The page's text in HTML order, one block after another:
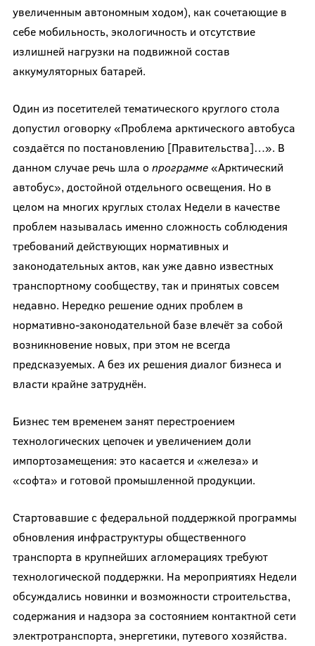
увеличенным автономным ходом), как сочетающие в
себе мобильность, экологичность и отсутствие
излишней нагрузки на подвижной состав
аккумуляторных батарей.
Один из посетителей тематического круглого стола
допустил оговорку «Проблема арктического автобуса
создаётся по постановлению [Правительства]…». В
данном случае речь шла о программе«Арктический
автобус», достойной отдельного освещения. Но в
целом на многих круглых столах Недели в качестве
проблем называлась именно сложность соблюдения
требований действующих нормативных и
законодательных актов, как уже давно известных
транспортному сообществу, так и принятых совсем
недавно. Нередко решение одних проблем в
нормативно-законодательной базе влечёт за собой
возникновение новых, при этом не всегда
предсказуемых. А без их решения диалог бизнеса и
власти крайне затруднён.
Бизнес тем временем занят перестроением
технологических цепочек и увеличением доли
импортозамещения: это касается и «железа» и
«софта» и готовой промышленной продукции.
Стартовавшие с федеральной поддержкой программы
обновления инфраструктуры общественного
транспорта в крупнейших агломерациях требуют
технологической поддержки. На мероприятиях Недели
обсуждались новинки и возможности строительства,
содержания и надзора за состоянием контактной сети
электротранспорта, энергетики, путевого хозяйства.